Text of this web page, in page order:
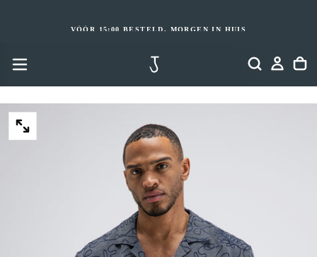
VÓÓR 15:00 BESTELD, MORGEN IN HUIS
OPEN